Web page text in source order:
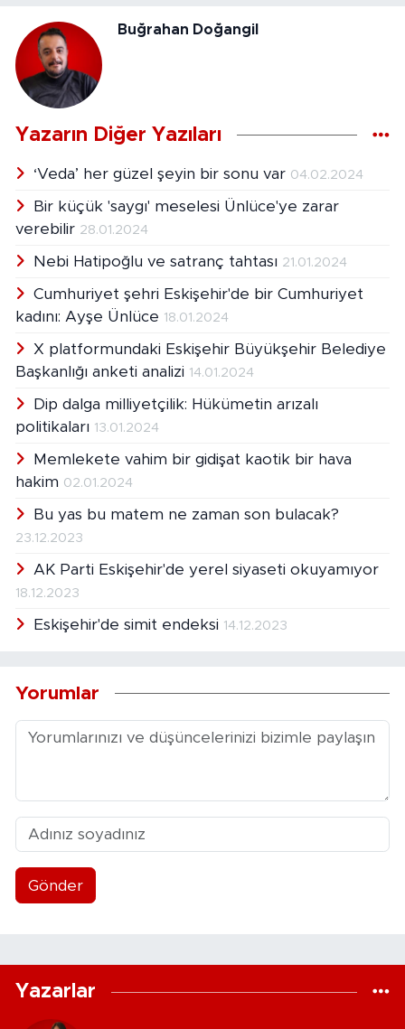
Buğrahan Doğangil
Yazarın Diğer Yazıları
‘Veda’ her güzel şeyin bir sonu var 04.02.2024
Bir küçük 'saygı' meselesi Ünlüce'ye zarar
verebilir 28.01.2024
Nebi Hatipoğlu ve satranç tahtası 21.01.2024
Cumhuriyet şehri Eskişehir'de bir Cumhuriyet
kadını: Ayşe Ünlüce 18.01.2024
X platformundaki Eskişehir Büyükşehir Belediye
Başkanlığı anketi analizi 14.01.2024
Dip dalga milliyetçilik: Hükümetin arızalı
politikaları 13.01.2024
Memlekete vahim bir gidişat kaotik bir hava
hakim 02.01.2024
Bu yas bu matem ne zaman son bulacak?
23.12.2023
AK Parti Eskişehir'de yerel siyaseti okuyamıyor
18.12.2023
Eskişehir'de simit endeksi 14.12.2023
Yorumlar
Gönder
Yazarlar